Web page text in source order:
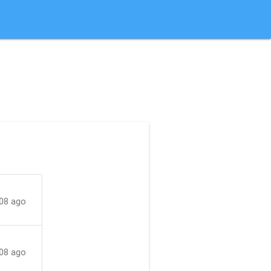
ago
ago